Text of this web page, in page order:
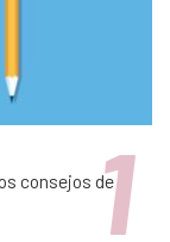
consejos de